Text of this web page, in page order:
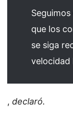
que los
se siga
velocidad
, declaró.